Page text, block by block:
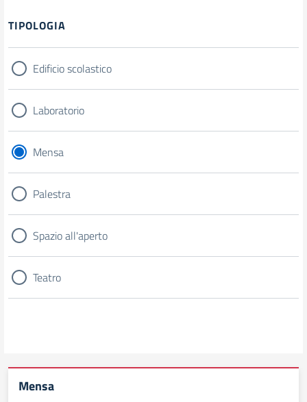
Filtri
TIPOLOGIA
Edificio scolastico
Laboratorio
Mensa
Palestra
Spazio all'aperto
Teatro
Mensa